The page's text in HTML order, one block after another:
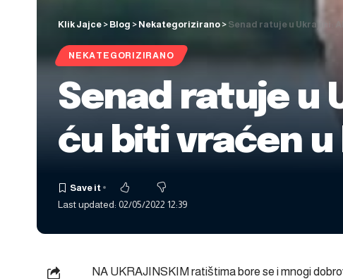
Klik Jajce > Blog > Nekategorizirano > Senad ratuje u Ukrajini:
NEKATEGORIZIRANO
Senad ratuje u
ću biti vraćen u
Last updated: 02/05/2022 12:39
NA UKRAJINSKIM ratištima bore se i mnogi